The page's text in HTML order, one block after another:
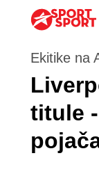
Ekitike na
titule